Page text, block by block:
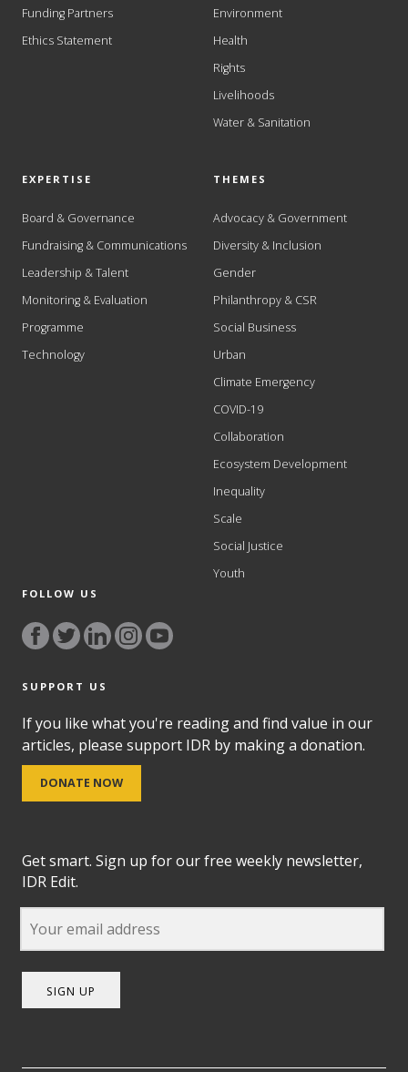
Funding Partners
Ethics Statement
Environment
Health
Rights
Livelihoods
Water & Sanitation
EXPERTISE
Board & Governance
Fundraising & Communications
Leadership & Talent
Monitoring & Evaluation
Programme
Technology
THEMES
Advocacy & Government
Diversity & Inclusion
Gender
Philanthropy & CSR
Social Business
Urban
Climate Emergency
COVID-19
Collaboration
Ecosystem Development
Inequality
Scale
Social Justice
Youth
FOLLOW US
SUPPORT US
If you like what you're reading and find value in our
articles, please support IDR by making a donation.
DONATE NOW
Get smart. Sign up for our free weekly newsletter,
IDR Edit.
SIGN UP